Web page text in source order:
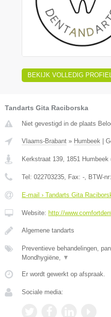
BEKIJK VOLLEDIG PROFIEL
Tandarts Gita Raciborska
Niet gevestigd in de plaats
Vlaams-Brabant » Humbeek
Kerkstraat 139 1851 Humbeek
Tel: 022703235 , Fax: - , BTW-nr:
E-mail › Tandarts Gita
Website: http://
Algemene tandarts
Preventieve behandelingen,
Mondhygiëne,
▼
Er wordt gewerkt op afspraak.
Sociale media: